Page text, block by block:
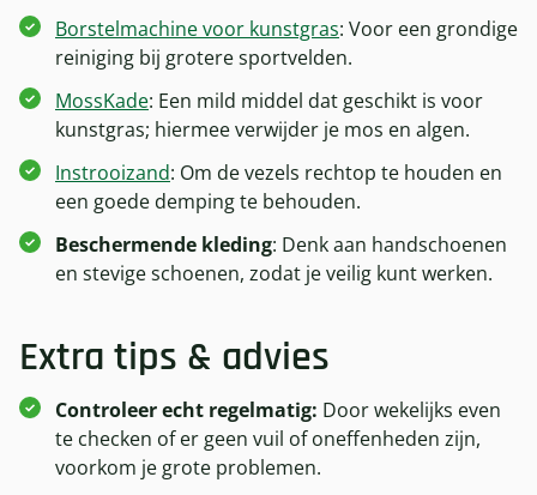
Borstelmachine voor kunstgras: Voor een grondige
reiniging bij grotere sportvelden.
MossKade: Een mild middel dat geschikt is voor
kunstgras; hiermee verwijder je mos en algen.
Instrooizand: Om de vezels rechtop te houden en
een goede demping te behouden.
Beschermende kleding: Denk aan handschoenen
en stevige schoenen, zodat je veilig kunt werken.
Extra tips & advies
Controleer echt regelmatig: Door wekelijks even
te checken of er geen vuil of oneffenheden zijn,
voorkom je grote problemen.